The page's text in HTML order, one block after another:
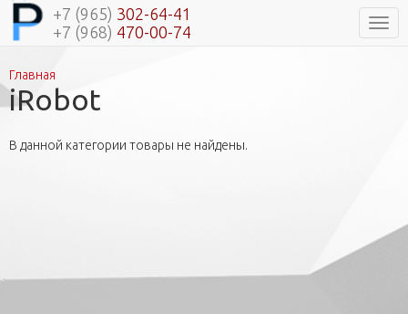
+7 (965) 302-64-41
+7 (968) 470-00-74
Вы здесь
Главная
iRobot
В данной категории товары не найдены.